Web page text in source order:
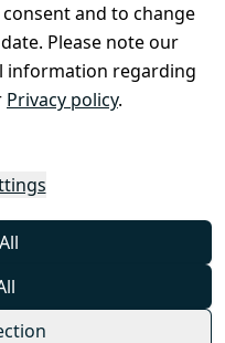
and to change
Please note our
information regarding
Privacy policy.
© Combat-Wear 2026